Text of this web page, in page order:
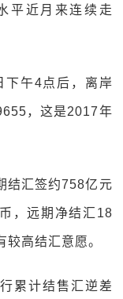
平近月来连续走
下午4点后，离岸
，这是2017年
结汇签约758亿元
，远期净结汇18
高结汇意愿。
累计结售汇逆差